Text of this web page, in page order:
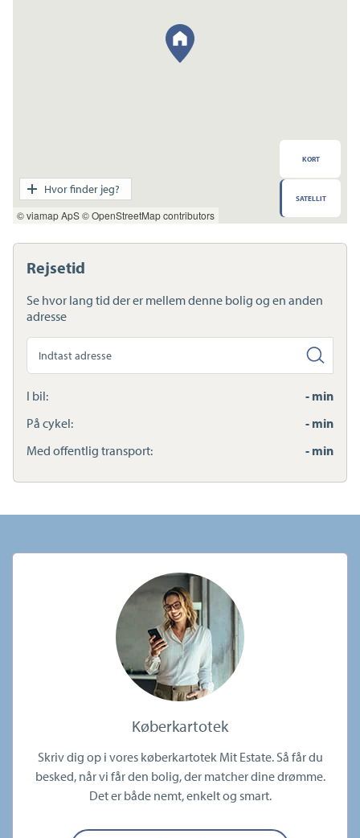
Rejsetid
Se hvor lang tid der er mellem denne bolig og en anden
adresse
Søg
anden
adresse
I bil:
- min
På cykel:
- min
Med offentlig transport:
- min
© viamap ApS© OpenStreetMap contributors
KORT
SATELLIT
Hvor finder jeg?
Transport
Indkøb
Daginstitution
Skole
Sundhed
Ladestandere
Lynladere
Køberkartotek
Skriv dig op i vores køberkartotek Mit Estate. Så får du
besked, når vi får den bolig, der matcher dine drømme.
Det er både nemt, enkelt og smart.